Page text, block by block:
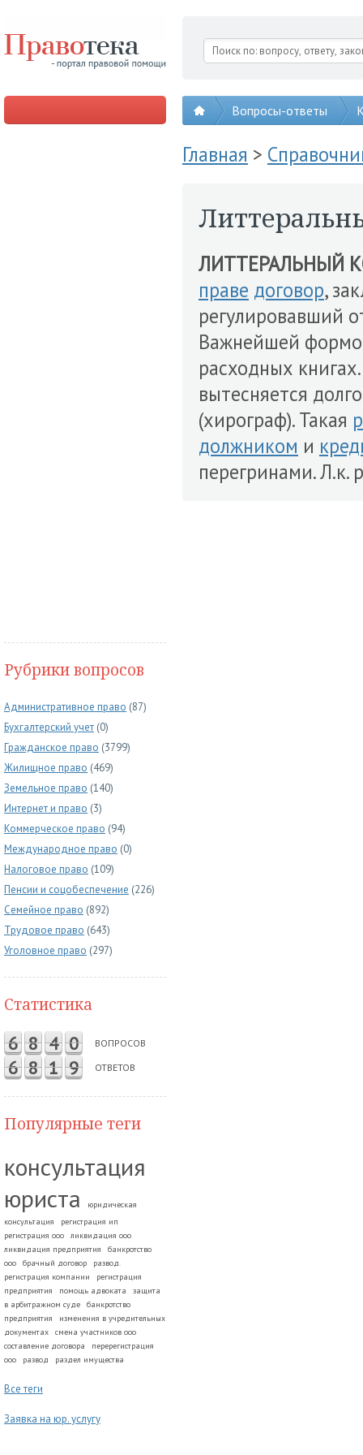
Вопросы-ответы
Рубрики вопросов
Административное право (87)
Бухгалтерский учет (0)
Гражданское право (3799)
Жилищное право (469)
Земельное право (140)
Интернет и право (3)
Коммерческое право (94)
Международное право (0)
Налоговое право (109)
Пенсии и соцобеспечение (226)
Семейное право (892)
Трудовое право (643)
Уголовное право (297)
Статистика
6 8 4 0 ВОПРОСОВ
6 8 1 9 ОТВЕТОВ
Популярные теги
консультация
юриста
юридическая
консультация
регистрация ип
регистрация ооо
ликвидация ооо
ликвидация предприятия
банкротство
ооо
брачный договор
развод.
регистрация компании
регистрация
предприятия
помощь адвоката
защита
в арбитражном суде
банкротство
предприятия
изменения в учредительных
документах
смена участников ооо
составление договора
перерегистрация
ооо
развод раздел имущества
Все теги
Заявка на юр. услугу
Главная >
ЛИТТЕРАЛЬНЫЙ
праве договор,
регулировавший
Важнейшей
расходных
вытесняется
(хирограф). Такая
должником и
перегринами. Л.к.